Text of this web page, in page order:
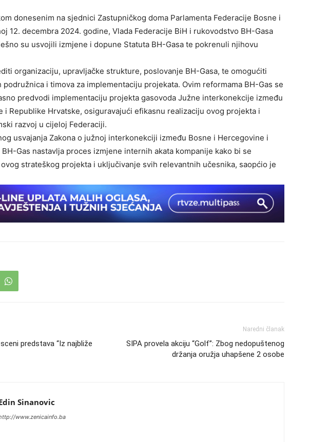
donesenim na sjednici Zastupničkog doma Parlamenta Federacije Bosne i
12. decembra 2024. godine, Vlada Federacije BiH i rukovodstvo BH-Gasa
su usvojili izmjene i dopune Statuta BH-Gasa te pokrenuli njihovu
organizaciju, upravljačke strukture, poslovanje BH-Gasa, te omogućiti
i timova za implementaciju projekata. Ovim reformama BH-Gas se
predvodi implementaciju projekta gasovoda Južne interkonekcije između
i Republike Hrvatske, osiguravajući efikasnu realizaciju ovog projekta i
razvoj u cijeloj Federaciji.
usvajanja Zakona o južnoj interkonekciji između Bosne i Hercegovine i
Gas nastavlja proces izmjene internih akata kompanije kako bi se
strateškog projekta i uključivanje svih relevantnih učesnika, saopćio je
predstava “Iz najbliže
Naredni članak
SIPA provela akciju “Golf”: Zbog nedopuštenog
držanja oružja uhapšene 2 osobe
Sinanovic
www.zenicainfo.ba